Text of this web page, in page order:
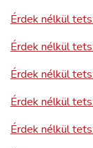
Érdek nélkül
Érdek nélkül
Érdek nélkül
Érdek nélkül
Érdek nélkül